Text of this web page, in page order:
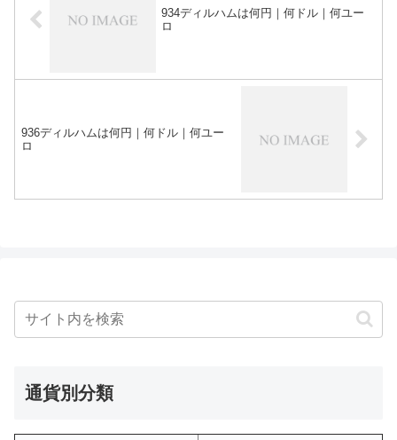
934ディルハムは何円｜何ドル｜何ユー
ロ
936ディルハムは何円｜何ドル｜何ユー
ロ
通貨別分類